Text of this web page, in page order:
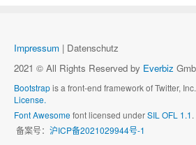
Impressum | Datenschutz
2021 © All Rights Reserved by Everbiz
Bootstrapis a front-end framework of Twitter,
License.
Font Awesomefont licensed underSIL OFL 1.1.
备案号： 沪ICP备2021029944号-1